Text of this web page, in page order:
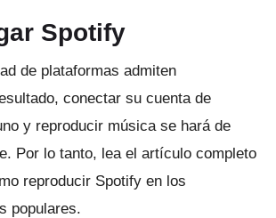
Spotify
de plataformas admiten
conectar su cuenta de
y reproducir música se hará de
Por lo tanto, lea el artículo completo
reproducir Spotify en los
populares.